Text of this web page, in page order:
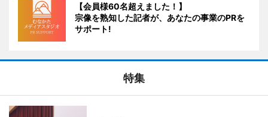
【会員様60名超えました！】
宗像を熟知した記者が、あなたの事業のPRを
サポート!
特集